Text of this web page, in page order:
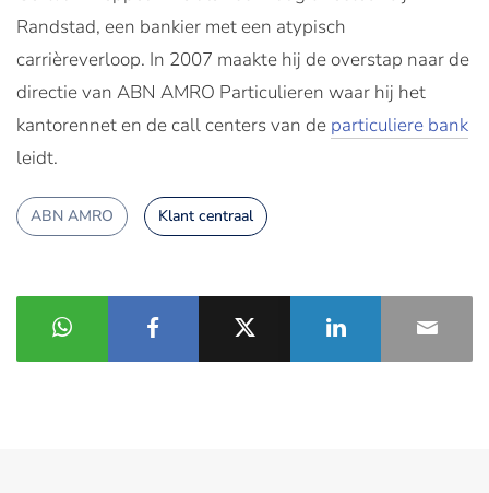
Randstad, een bankier met een atypisch
carrièreverloop. In 2007 maakte hij de overstap naar de
directie van ABN AMRO Particulieren waar hij het
kantorennet en de call centers van de particuliere bank
leidt.
ABN AMRO Klant centraal